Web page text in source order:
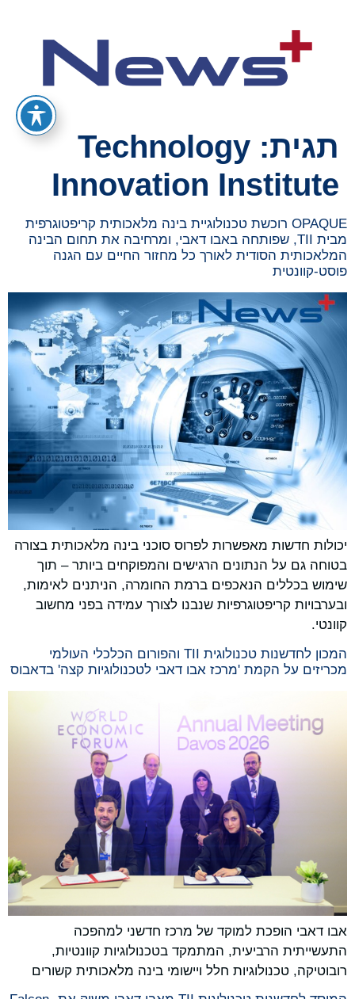
תגית: Technology
Innovation Institute
OPAQUE רוכשת טכנולוגיית בינה מלאכותית קריפטוגרפית
מבית TII, שפותחה באבו דאבי, ומרחיבה את תחום הבינה
המלאכותית הסודית לאורך כל מחזור החיים עם הגנה
פוסט-קוונטית
יכולות חדשות מאפשרות לפרוס סוכני בינה מלאכותית בצורה
בטוחה גם על הנתונים הרגישים והמפוקחים ביותר – תוך
שימוש בכללים הנאכפים ברמת החומרה, הניתנים לאימות,
ובערבויות קריפטוגרפיות שנבנו לצורך עמידה בפני מחשוב
קוונטי.
המכון לחדשנות טכנולוגית TII והפורום הכלכלי העולמי
מכריזים על הקמת 'מרכז אבו דאבי לטכנולוגיות קצה' בדאבוס
אבו דאבי הופכת למוקד של מרכז חדשני למהפכה
התעשייתית הרביעית, המתמקד בטכנולוגיות קוונטיות,
רובוטיקה, טכנולוגיות חלל ויישומי בינה מלאכותית קשורים